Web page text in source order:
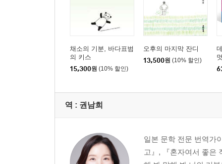
채소의 기분, 바다표범
의 키스
15,300원 (10% 할인)
오후의 마지막 잔디
13,500원 (10% 할인)
역 : 권남희
일본 문학 전문 번역가
고』, 『혼자여서 좋은